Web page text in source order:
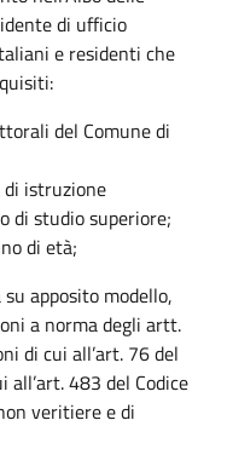
di ufficio
e residenti che
del Comune di
istruzione
di studio superiore;
di età;
apposito modello,
a norma degli artt.
di cui all’art. 76 del
483 del Codice
veritiere e di